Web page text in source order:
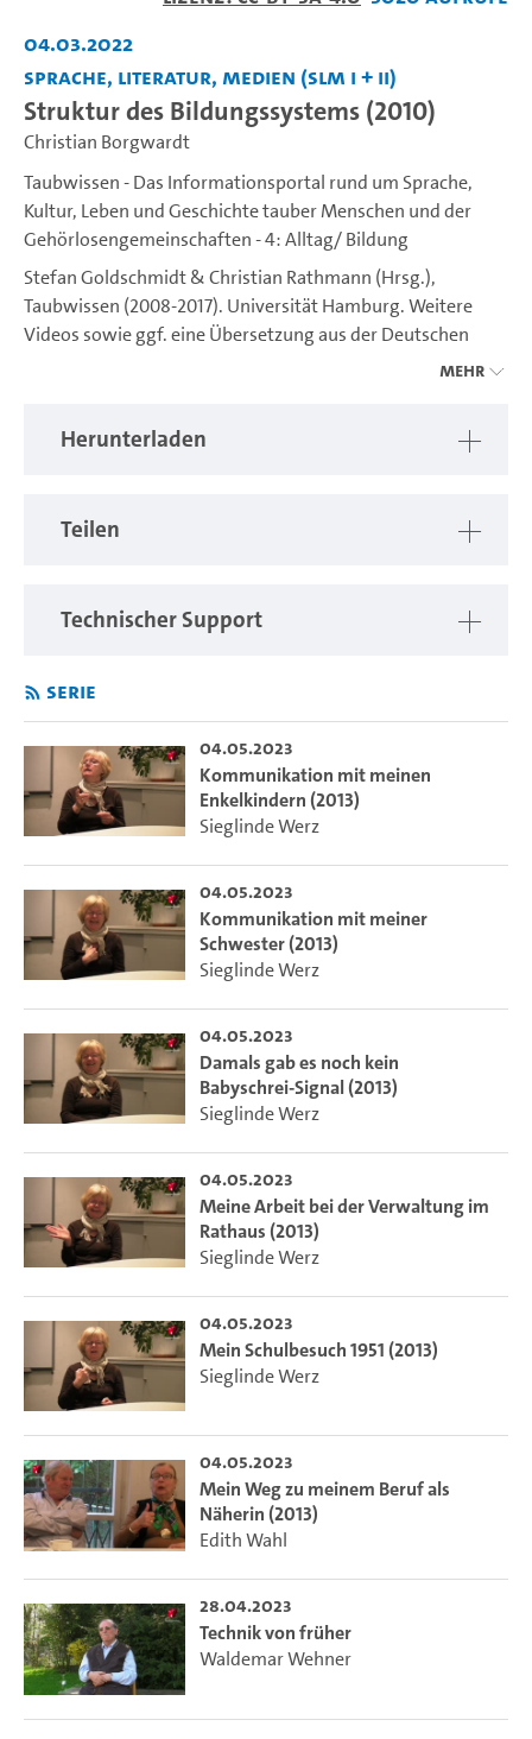
04.03.2022
Sprache, Literatur, Medien (SLM I + II)
Struktur des Bildungssystems (2010)
Christian Borgwardt
Taubwissen - Das Informationsportal rund um Sprache,
Kultur, Leben und Geschichte tauber Menschen und der
Gehörlosengemeinschaften - 4: Alltag/ Bildung
Stefan Goldschmidt & Christian Rathmann (Hrsg.),
Taubwissen (2008-2017). Universität Hamburg. Weitere
Videos sowie ggf. eine Übersetzung aus der Deutschen
Gebärdensprache und Kommunikation Gehörloser).
Mehr
Herunterladen
Teilen
Technischer Support
Serie
04.05.2023
Kommunikation mit meinen
Enkelkindern (2013)
Sieglinde Werz
04.05.2023
Kommunikation mit meiner
Schwester (2013)
Sieglinde Werz
04.05.2023
Damals gab es noch kein
Babyschrei-Signal (2013)
Sieglinde Werz
04.05.2023
Meine Arbeit bei der Verwaltung im
Rathaus (2013)
Sieglinde Werz
04.05.2023
Mein Schulbesuch 1951 (2013)
Sieglinde Werz
04.05.2023
Mein Weg zu meinem Beruf als
Näherin (2013)
Edith Wahl
28.04.2023
Technik von früher
Waldemar Wehner